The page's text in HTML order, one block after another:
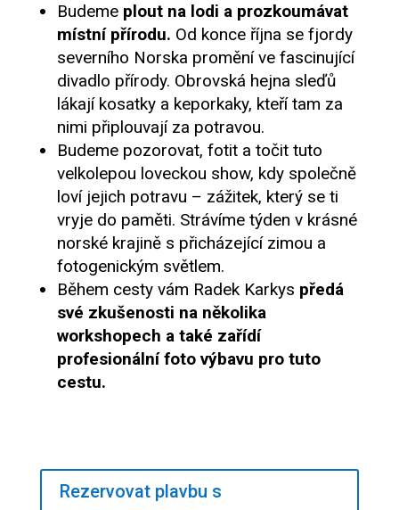
Budeme plout na lodi a prozkoumávat
místní přírodu. Od konce října se fjordy
severního Norska promění ve fascinující
divadlo přírody. Obrovská hejna sleďů
lákají kosatky a keporkaky, kteří tam za
nimi připlouvají za potravou.
Budeme pozorovat, fotit a točit tuto
velkolepou loveckou show, kdy společně
loví jejich potravu – zážitek, který se ti
vryje do paměti. Strávíme týden v krásné
norské krajině s přicházející zimou a
fotogenickým světlem.
Během cesty vám Radek Karkys předá
své zkušenosti na několika
workshopech a také zařídí
profesionální foto výbavu pro tuto
cestu.
Rezervovat plavbu s